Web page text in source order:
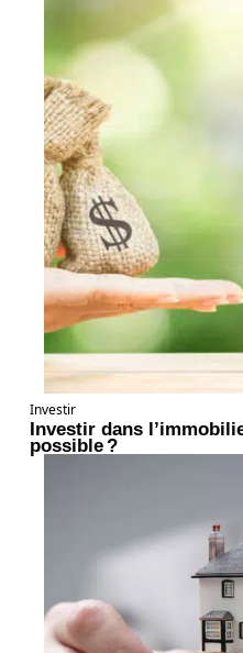
Investir
Investir dans
possible ?